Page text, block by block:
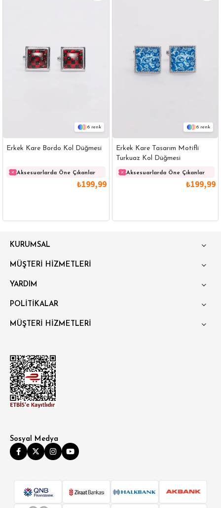
6
Erkek Kare Bordo Kol Düğmesi
Aksesuarlarda Öne Çıkanlar
₺199,99
6
Erkek Kare Tasarım Motifli
Turkuaz Kol Düğmesi
Aksesuarlarda Öne Çıkanlar
₺199,99
KURUMSAL
MÜŞTERİ HİZMETLERİ
YARDIM
POLİTİKALAR
MÜŞTERİ HİZMETLERİ
Sosyal Medya